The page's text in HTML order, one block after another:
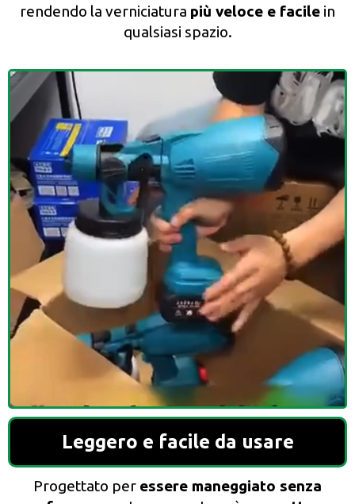
rendendo la verniciatura più veloce e facile in
qualsiasi spazio.
Leggero e facile da usare
Progettato per essere maneggiato senza